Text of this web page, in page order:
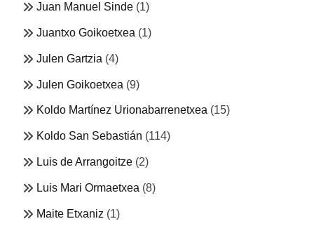
Juan Manuel Sinde (1)
Juantxo Goikoetxea (1)
Julen Gartzia (4)
Julen Goikoetxea (9)
Koldo Martínez Urionabarrenetxea (15)
Koldo San Sebastián (114)
Luis de Arrangoitze (2)
Luis Mari Ormaetxea (8)
Maite Etxaniz (1)